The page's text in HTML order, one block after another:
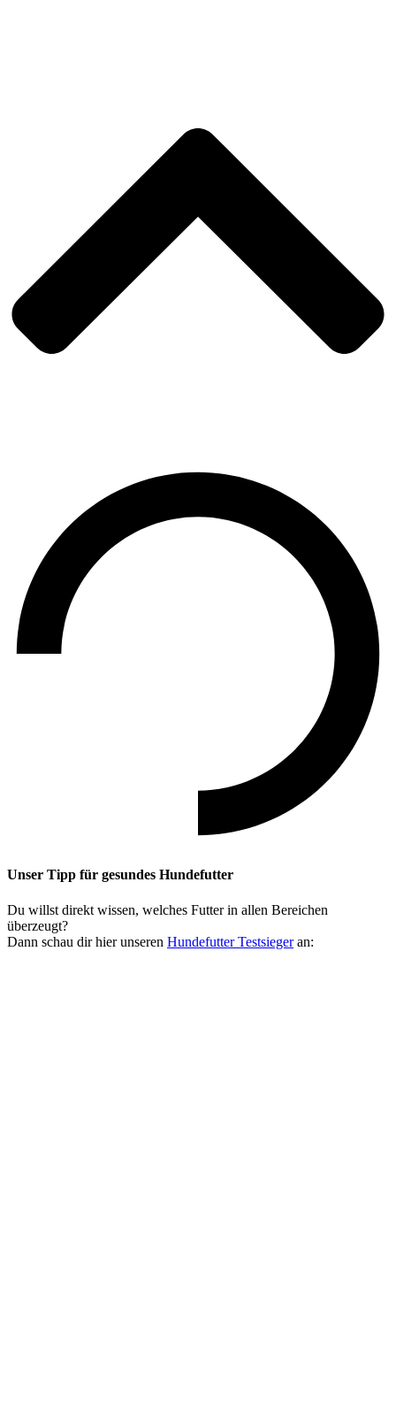
Unser Tipp für gesundes Hundefutter
Du willst direkt wissen, welches Futter in allen Bereichen
überzeugt?
Dann schau dir hier unseren Hundefutter Testsiegeran: